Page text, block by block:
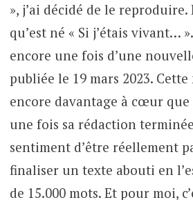
», j’ai décidé de le reproduire.
qu’est né « Si j’étais vivant…
encore une fois d’une
publiée le 19 mars 2023.
encore davantage à cœur que
une fois sa rédaction
sentiment d’être réellement
finaliser un texte abouti en
de 15.000 mots. Et pour moi,